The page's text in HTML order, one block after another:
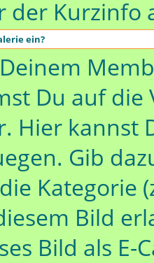
der Kurzinfo
ein?
Du auf
Hier kannst
Gib
Kategorie
Bild
Bild als